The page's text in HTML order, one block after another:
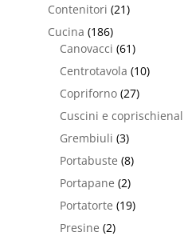
Contenitori (21)
Cucina (186)
Canovacci (61)
Centrotavola (10)
Copriforno (27)
Cuscini e
Grembiuli (3)
Portabuste (8)
Portapane (2)
Portatorte (19)
Presine (2)